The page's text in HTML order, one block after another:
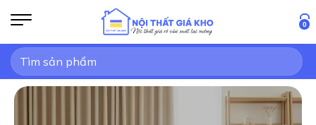
qua
nội
dung
0
Tìm
kiếm: